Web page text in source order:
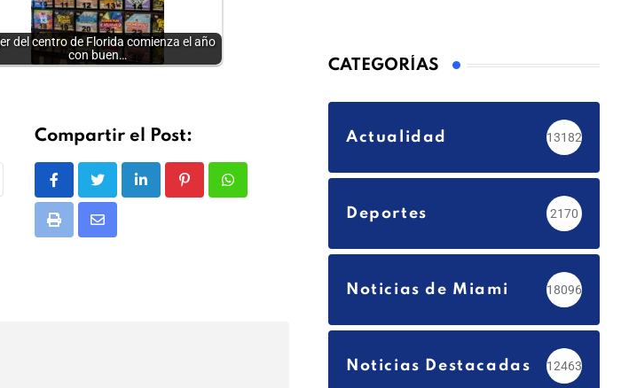
del centro de Florida comienza el año
con buen…
Compartir el Post:
LinkedIn PinterestWhatsapp
Print
Share
CATEGORÍAS
Actualidad 13182
Deportes 2170
Noticias de Miami 18096
Noticias Destacadas 12463